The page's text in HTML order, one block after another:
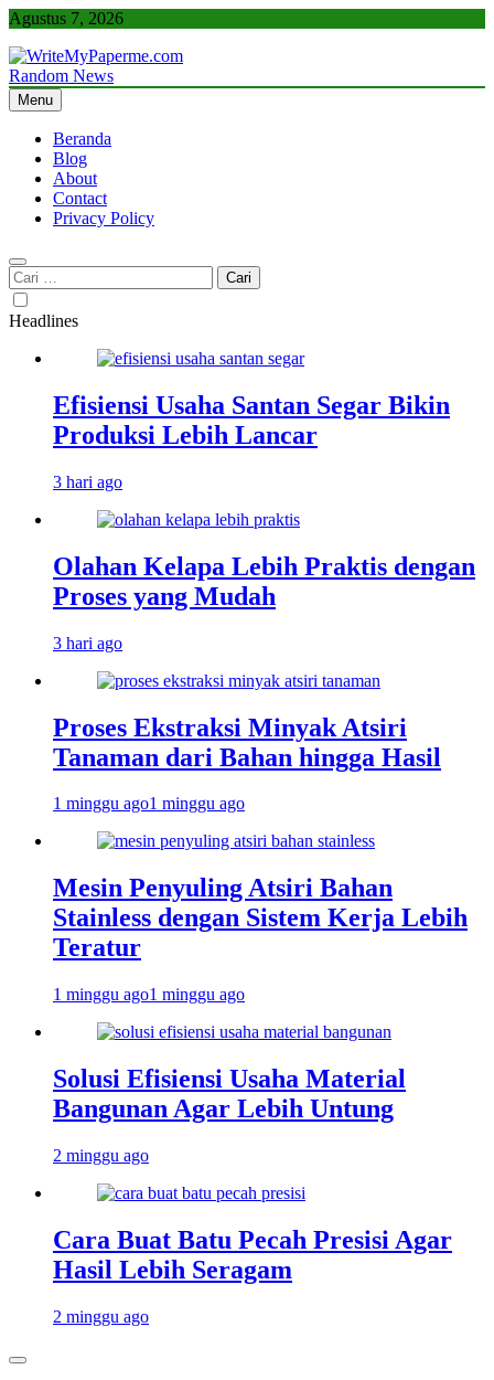
Skip
content
Agustus 7, 2026
WriteMyPaperme.com
Bisnis, Kuliner, Teknologi
Random News
Menu
Beranda
Blog
About
Contact
Privacy Policy
Cari
untuk:
Headlines
Efisiensi Usaha Santan Segar Bikin
Produksi Lebih Lancar
3 hari ago
Olahan Kelapa Lebih Praktis dengan
Proses yang Mudah
3 hari ago
Proses Ekstraksi Minyak Atsiri
Tanaman dari Bahan hingga Hasil
1 minggu ago1 minggu ago
Mesin Penyuling Atsiri Bahan
Stainless dengan Sistem Kerja Lebih
Teratur
1 minggu ago1 minggu ago
Solusi Efisiensi Usaha Material
Bangunan Agar Lebih Untung
2 minggu ago
Cara Buat Batu Pecah Presisi Agar
Hasil Lebih Seragam
2 minggu ago